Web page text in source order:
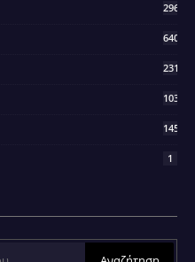
296
640
2317
103
145
1